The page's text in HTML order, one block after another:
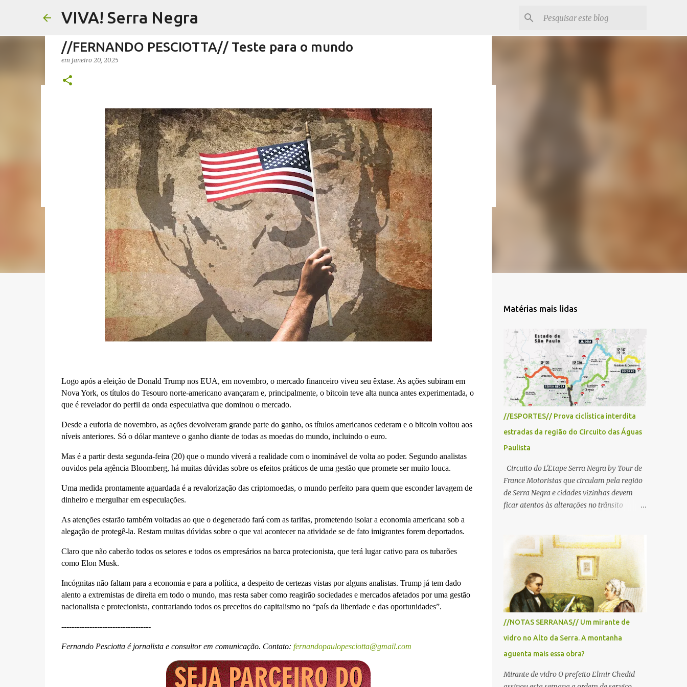
VIVA! Serra Negra
//FERNANDO PESCIOTTA// Encurtando caminho
agosto 06, 2026 FERNANDO PESCIOTTA NOTÍCIAS SERRA NEGRA VIVA! SERRA NEGRA
//FERNANDO PESCIOTTA// Teste para o mundo
em janeiro 20, 2025
Logo após a eleição de Donald Trump nos EUA, em novembro, o mercado financeiro viveu seu êxtase. As ações subiram em
Nova York, os títulos do Tesouro norte-americano avançaram e, principalmente, o bitcoin teve alta nunca antes experimentada, o
que é revelador do perfil da onda especulativa que dominou o mercado.
Desde a euforia de novembro, as ações devolveram grande parte do ganho, os títulos americanos cederam e o bitcoin voltou aos
níveis anteriores. Só o dólar manteve o ganho diante de todas as moedas do mundo, incluindo o euro.
Mas é a partir desta segunda-feira (20) que o mundo viverá a realidade com o inominável de volta ao poder. Segundo analistas
ouvidos pela agência Bloomberg, há muitas dúvidas sobre os efeitos práticos de uma gestão que promete ser muito louca.
Uma medida prontamente aguardada é a revalorização das criptomoedas, o mundo perfeito para quem que esconder lavagem de
dinheiro e mergulhar em especulações.
As atenções estarão também voltadas ao que o degenerado fará com as tarifas, prometendo isolar a economia americana sob a
alegação de protegê-la. Restam muitas dúvidas sobre o que vai acontecer na atividade se de fato imigrantes forem deportados.
Claro que não caberão todos os setores e todos os empresários na barca protecionista, que terá lugar cativo para os tubarões
como Elon Musk.
Incógnitas não faltam para a economia e para a política, a despeito de certezas vistas por alguns analistas. Trump já tem dado
alento a extremistas de direita em todo o mundo, mas resta saber como reagirão sociedades e mercados afetados por uma gestão
nacionalista e protecionista, contrariando todos os preceitos do capitalismo no “país da liberdade e das oportunidades”.
-----------------------------------
Fernando Pesciotta é jornalista e consultor em comunicação. Contato: fernandopaulopesciotta@gmail.com
Matérias mais lidas
//ESPORTES// Prova ciclística interdita
estradas da região do Circuito das Águas
Paulista
Circuito do L'Etape Serra Negra by Tour de
France Motoristas que circulam pela região
de Serra Negra e cidades vizinhas devem
ficar atentos às alterações no trânsito
realização do L'Étape Serra Negra by Tour
de France presented by Nubank.
Considerado o principal circuito de ciclismo
amador da América Latina, o evento reunirá
atletas de diferentes regiões do país e terá
percursos passando pelos municípios de
Serra Negra, Amparo, Monte Alegre do Sul,
Lindoia e Socorro. Para garantir a segurança
dos participantes e do público, diversos
trechos de rodovias e estradas da região
longo da prova. A largada será na Rua
//NOTAS SERRANAS// Um mirante de
vidro no Alto da Serra. A montanha
aguenta mais essa obra?
Mirante de vidro O prefeito Elmir Chedid